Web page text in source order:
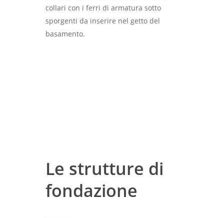
collari con i ferri di armatura sotto
sporgenti da inserire nel getto del
basamento.
Le strutture di
fondazione